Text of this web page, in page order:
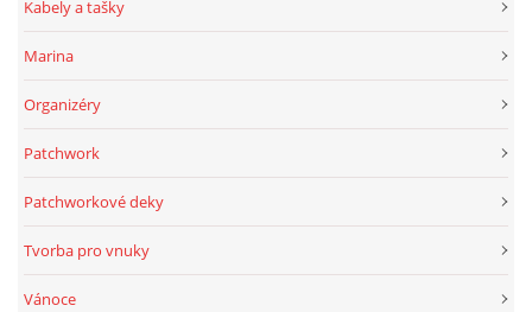
Kabely a tašky
Marina
Organizéry
Patchwork
Patchworkové deky
Tvorba pro vnuky
Vánoce